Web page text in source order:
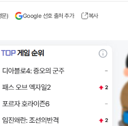
) Google 선호 출처 추가 복사